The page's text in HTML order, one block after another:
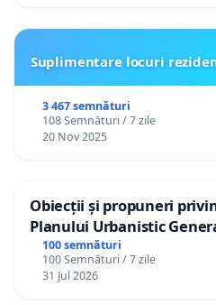
Suplimentare locuri
3 467 semnături
108 Semnături / 7 zile
20 Nov 2025
Obiecții și propuneri
Planului Urbanistic
100 semnături
100 Semnături / 7 zile
31 Jul 2026